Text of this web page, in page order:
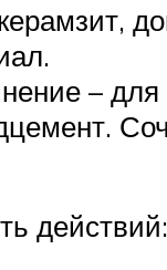
–
действий: